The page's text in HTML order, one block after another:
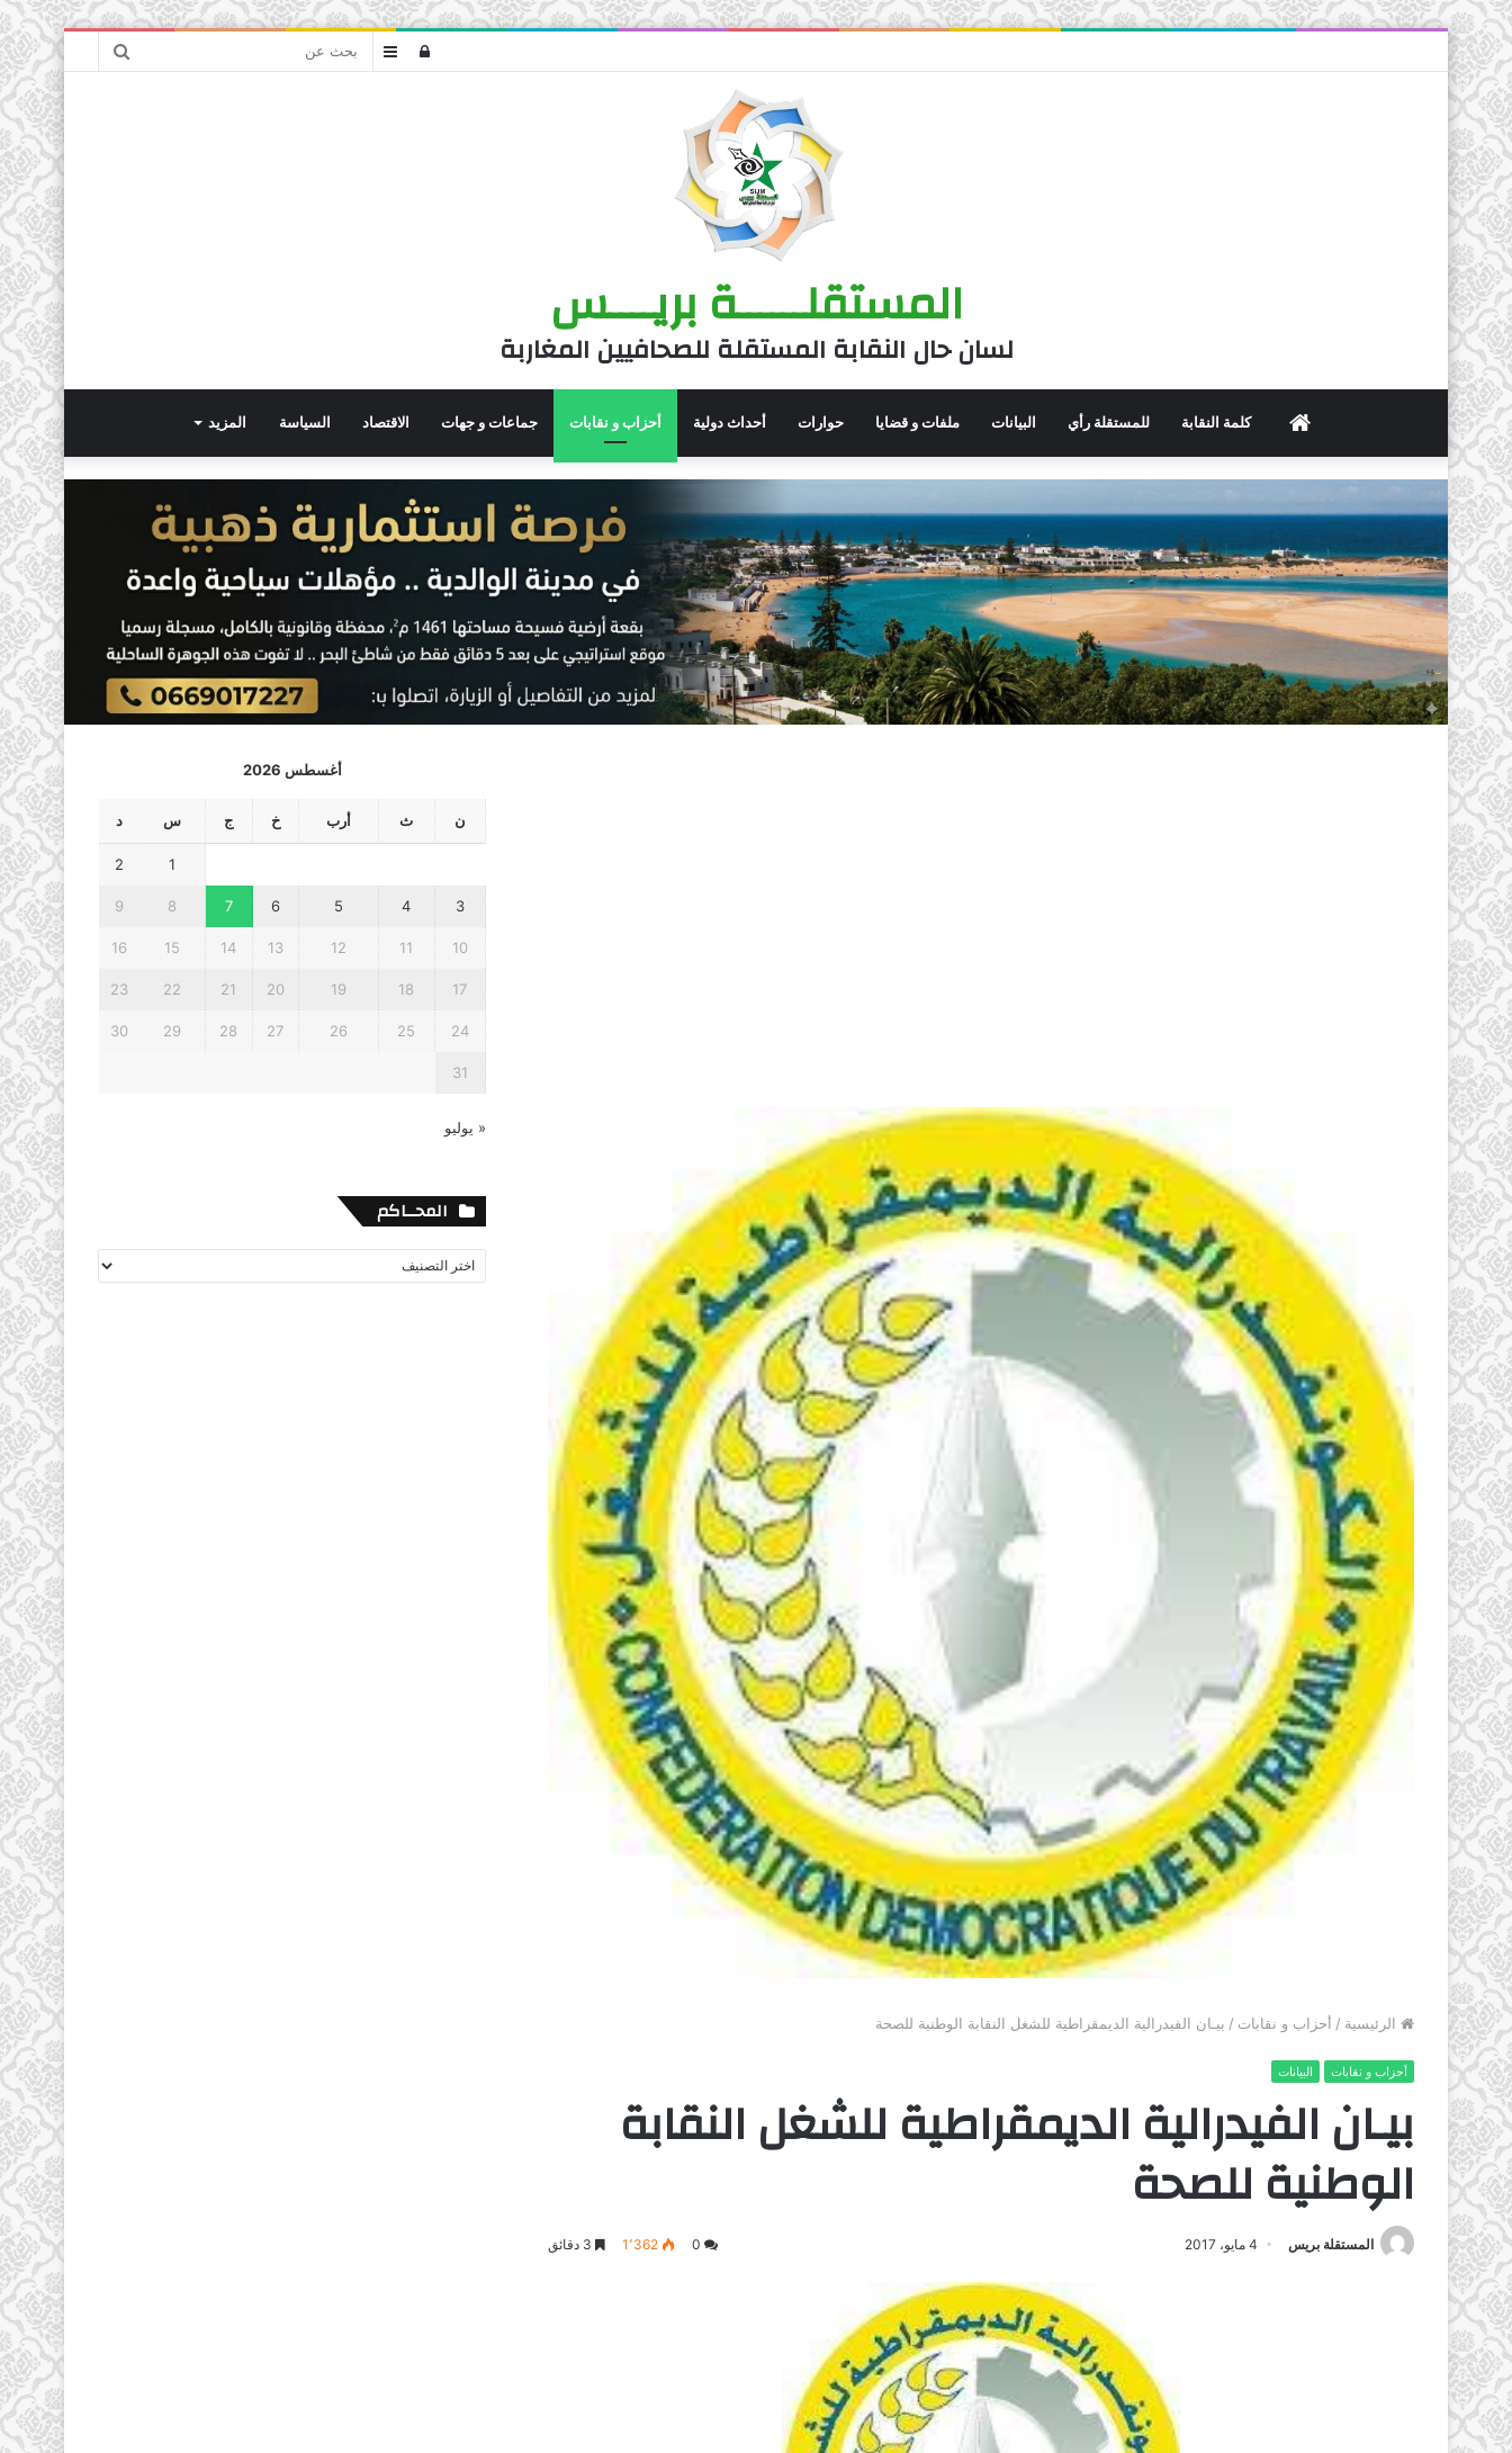
بحث
عمودتسجيل
المستقلــــــة بريــــس
لسان حال النقابة المستقلة للصحافيين المغاربة
الرئيسيةكلمة النقابة للمستقلة رأي البيانات ملفات و قضايا حوارات أحداث دولية أحزاب و نقابات جماعات و جهات الاقتصاد السياسة المزيد
الرئيسية / أحزاب و نقابات / بيـان الفيدرالية الديمقراطية للشغل النقابة الوطنية للصحة
أحزاب و نقابات البيانات
بيـان الفيدرالية الديمقراطية للشغل النقابة
الوطنية للصحة
المستقلة بريس 4 مايو، 2017 0 1٬362
أغسطس 2026
ن ث أرب خ ج س د
1
2
3
4
5
6
7
8
9
10
11
12
13
14
15
16
17
18
19
20
21
22
23
24
25
26
27
28
29
30
31
« يوليو
المحــاكم
المحــاكم